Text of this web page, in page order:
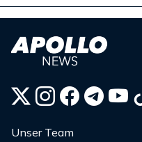
Unser Team